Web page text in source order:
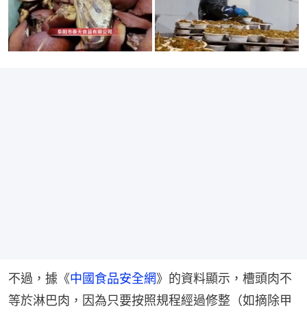
不過，據《中國食品安全網》的資料顯示，槽頭肉不
等於淋巴肉，因為只要按照規程經過修整（如摘除甲